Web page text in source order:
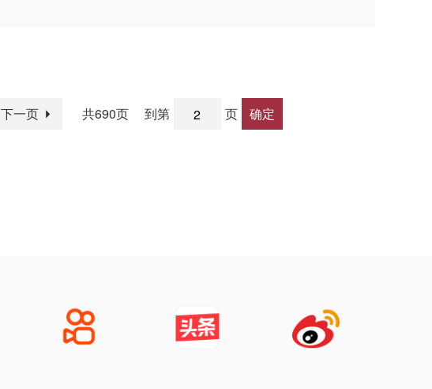
下一页 共690页 到第 页 确定